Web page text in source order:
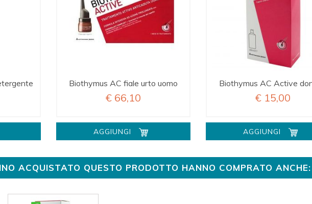
Biothymus AC fiale urto uomo
€ 66,10
AGGIUNGI
Biothymus AC Active
€ 15,00
AGGIUNGI
ACQUISTATO QUESTO PRODOTTO HANNO COMPRATO ANCHE: